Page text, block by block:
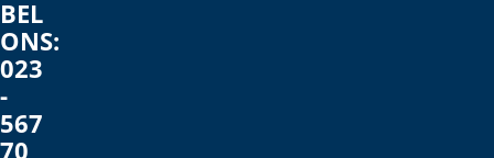
BEL
ONS:
023
-
567
70